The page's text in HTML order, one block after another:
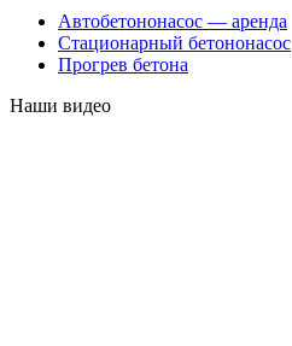
Автобетононасос — аренда
Стационарный бетононасос
Прогрев бетона
Наши видео